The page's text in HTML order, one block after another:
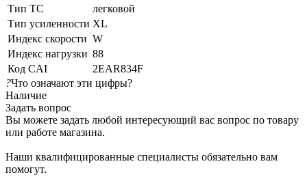
Тип ТС
легковой
Тип усиленности XL
Индекс скорости W
Индекс нагрузки 88
Код CAI
2EAR834F
?Что означают эти цифры?
Наличие
Задать вопрос
Вы можете задать любой интересующий вас вопрос по товару
или работе магазина.
Наши квалифицированные специалисты обязательно вам
помогут.